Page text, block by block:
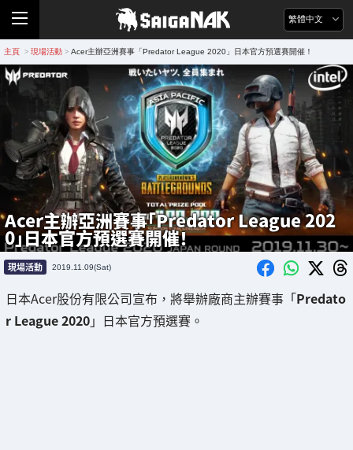
繁體中文
主頁 > 現場活動 > Acer主辦亞洲賽事「Predator League 2020」日本官方預選賽開催！
Acer主辦亞洲賽事「Predator League 202
0」日本官方預選賽開催！
現場活動 2019.11.09(Sat)
日本Acer股份有限公司宣布，將舉辦廠商主辦賽事「Predato
r League 2020」日本官方預選賽。